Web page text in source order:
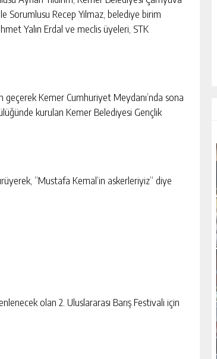
Sorumlusu Recep Yılmaz, belediye birim
Yalın Erdal ve meclis üyeleri, STK
Kemer Cumhuriyet Meydanı’nda sona
kurulan Kemer Belediyesi Gençlik
“Mustafa Kemal’in askerleriyiz” diye
olan 2. Uluslararası Barış Festivali için